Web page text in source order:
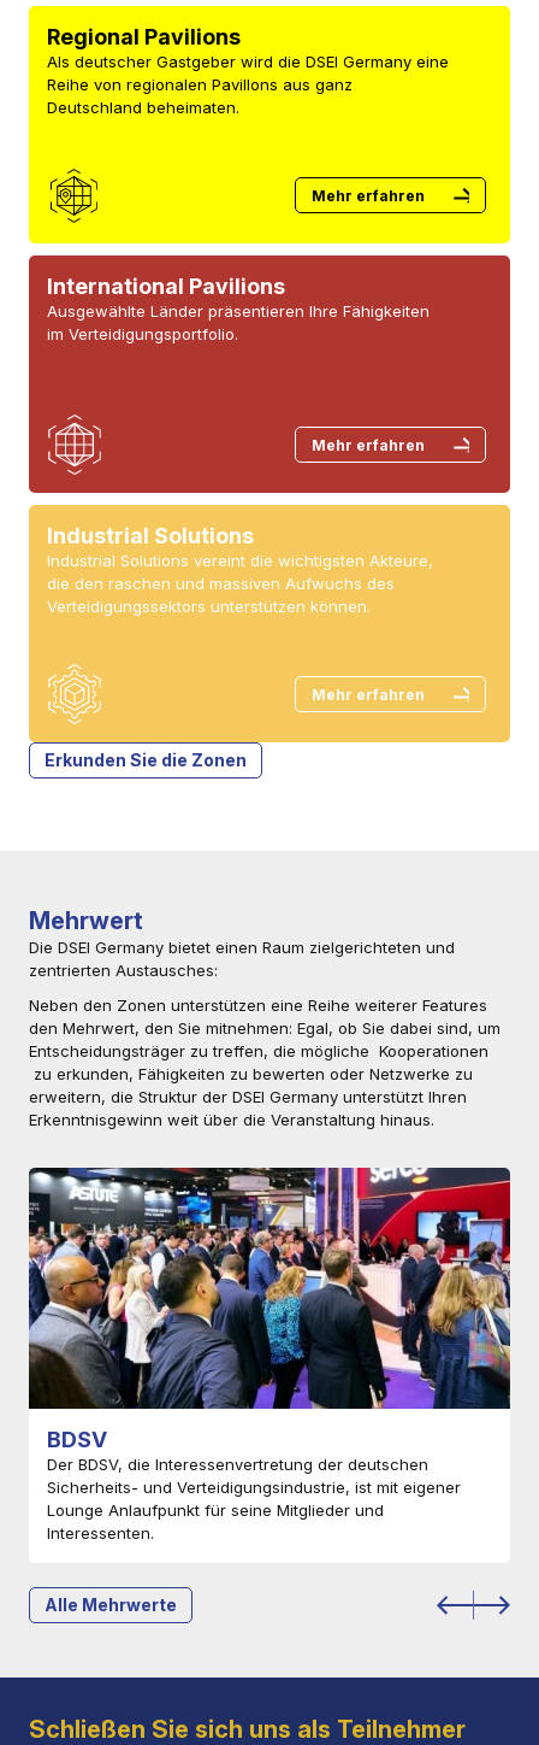
Regional Pavilions
Als deutscher Gastgeber wird die DSEI Germany eine
Reihe von regionalen Pavillons aus ganz
Deutschland beheimaten.
Mehr erfahren
International Pavilions
Ausgewählte Länder präsentieren Ihre Fähigkeiten
im Verteidigungsportfolio.
Mehr erfahren
Industrial Solutions
Industrial Solutions vereint die wichtigsten Akteure,
die den raschen und massiven Aufwuchs des
Verteidigungssektors unterstützen können.
Mehr erfahren
Erkunden Sie die Zonen
Mehrwert
Die DSEI Germany bietet einen Raum zielgerichteten und
zentrierten Austausches:
Neben den Zonen unterstützen eine Reihe weiterer Features
den Mehrwert, den Sie mitnehmen: Egal, ob Sie dabei sind, um
Entscheidungsträger zu treffen, die mögliche Kooperationen
zu erkunden, Fähigkeiten zu bewerten oder Netzwerke zu
erweitern, die Struktur der DSEI Germany unterstützt Ihren
Erkenntnisgewinn weit über die Veranstaltung hinaus.
BDSV
Der BDSV, die Interessenvertretung der deutschen
Sicherheits- und Verteidigungsindustrie, ist mit eigener
Lounge Anlaufpunkt für seine Mitglieder und
Interessenten.
Alle Mehrwerte
Schließen Sie sich uns als Teilnehmer